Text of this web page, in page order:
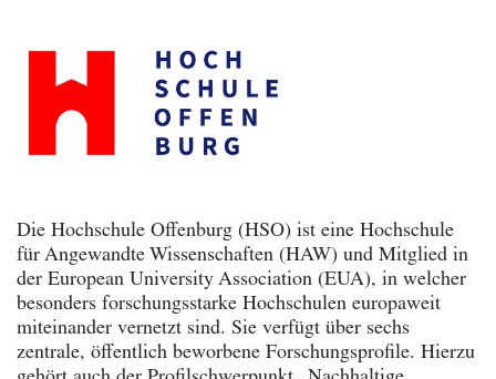
Die Hochschule Offenburg (HSO) ist eine Hochschule
für Angewandte Wissenschaften (HAW) und Mitglied in
der European University Association (EUA), in welcher
besonders forschungsstarke Hochschulen europaweit
miteinander vernetzt sind. Sie verfügt über sechs
zentrale, öffentlich beworbene Forschungsprofile. Hierzu